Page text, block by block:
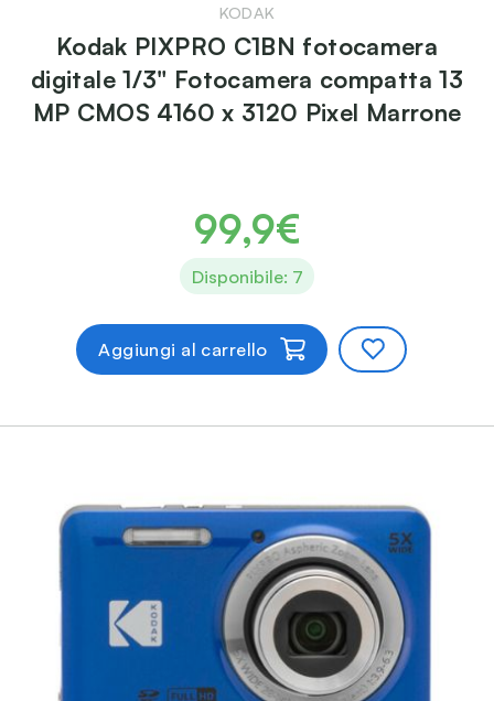
KODAK
Kodak PIXPRO C1BN fotocamera
digitale 1/3" Fotocamera compatta 13
MP CMOS 4160 x 3120 Pixel Marrone
99,9€
Disponibile: 7
Aggiungi al carrello